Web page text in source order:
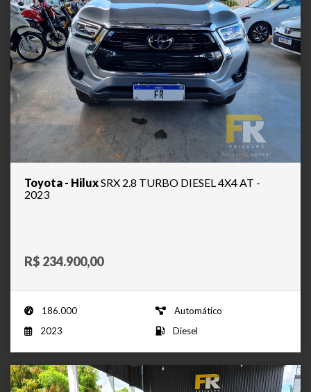
Toyota - HiluxSRX 2.8 TURBO DIESEL 4X4 AT -
2023
R$ 234.900,00
186.000
Automático
2023
Diesel